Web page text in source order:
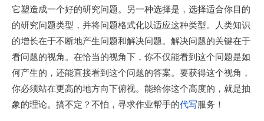
它塑造成一个好的研究问题。另一种选择是，选择适合你目的
的研究问题类型，并将问题格式化以适应这种类型。人类知识
的增长在于不断地产生问题和解决问题。解决问题的关键在于
看问题的视角。在恰当的视角下，你不仅能看到这个问题是如
何产生的，还能直接看到这个问题的答案。要获得这个视角，
你必须站在更高的地方向下俯视。能给你这个高度的，就是抽
象的理论。搞不定？不怕，寻求作业帮手的代写服务！